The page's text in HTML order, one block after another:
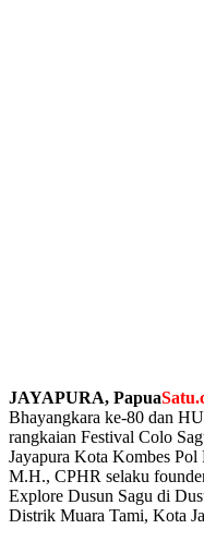
JAYAPURA, Papua
Bhayangkara ke-80 dan
rangkaian Festival Colo
Jayapura Kota Kombes
M.H., CPHR selaku
Explore Dusun Sagu di
Distrik Muara Tami, Kota